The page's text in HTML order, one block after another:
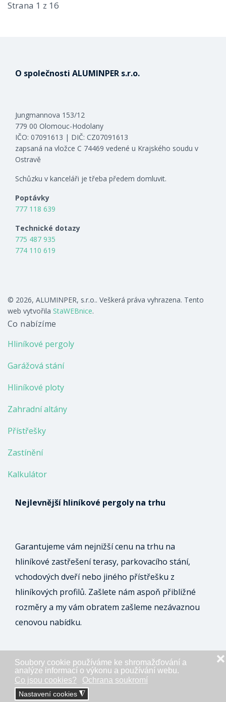
Soubory cookie používáme ke shromažďování a
analýze informací o výkonu a používání webu.
Co jsou cookies?
Ochrana soukromí
Nastavení cookies ◮
❌
Strana 1 z 16
O společnosti ALUMINPER s.r.o.
Jungmannova 153/12
779 00 Olomouc-Hodolany
IČO: 07091613 | DIČ: CZ07091613
zapsaná na vložce C 74469 vedené u Krajského soudu v
Ostravě
Schůzku v kanceláři je třeba předem domluvit.
Poptávky
777 118 639
Technické dotazy
775 487 935
774 110 619
© 2026, ALUMINPER, s.r.o.. Veškerá práva vyhrazena. Tento
web vytvořila StaWEBnice.
Co nabízíme
Hliníkové pergoly
Garážová stání
Hliníkové ploty
Zahradní altány
Přístřešky
Zastínění
Kalkulátor
Nejlevnější hliníkové pergoly na trhu
Garantujeme vám nejnižší cenu na trhu na
hliníkové zastřešení terasy, parkovacího stání,
vchodových dveří nebo jiného přístřešku z
hliníkových profilů. Zašlete nám aspoň přibližné
rozměry a my vám obratem zašleme nezávaznou
cenovou nabídku.
ODESLAT NEZÁVAZNOU POPTÁVKU